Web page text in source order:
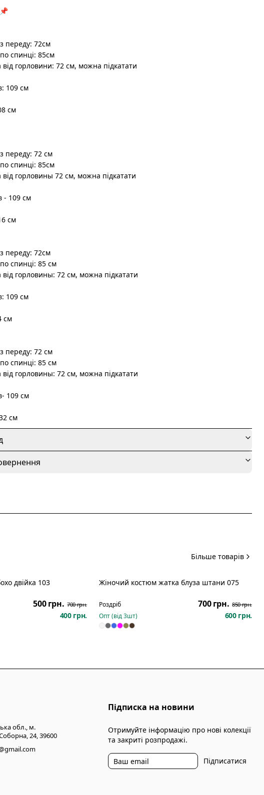
переду: 72см
спинці: 85см
горловини: 72 см, можна підкатати
109 см
см
переду: 72 см
спинці: 85см
горловины 72 см, можна підкатати
- 109 см
см
переду: 72см
спинці: 85 см
горловины: 72 см, можна підкатати
109 см
см
переду: 72 см
спинці: 85 см
горловины: 72 см, можна підкатати
109 см
см
Більше товарів
двійка 103
500 грн. 700 грн.
400 грн.
Жіночий костюм жатка блуза штани 075
Роздріб 700 грн. 850 грн.
Опт (від3шт) 600 грн.
обл., м.
24, 39600
Підписка на новини
Отримуйте інформацію про нові колекції
та закриті розпродажі.
Підписатися